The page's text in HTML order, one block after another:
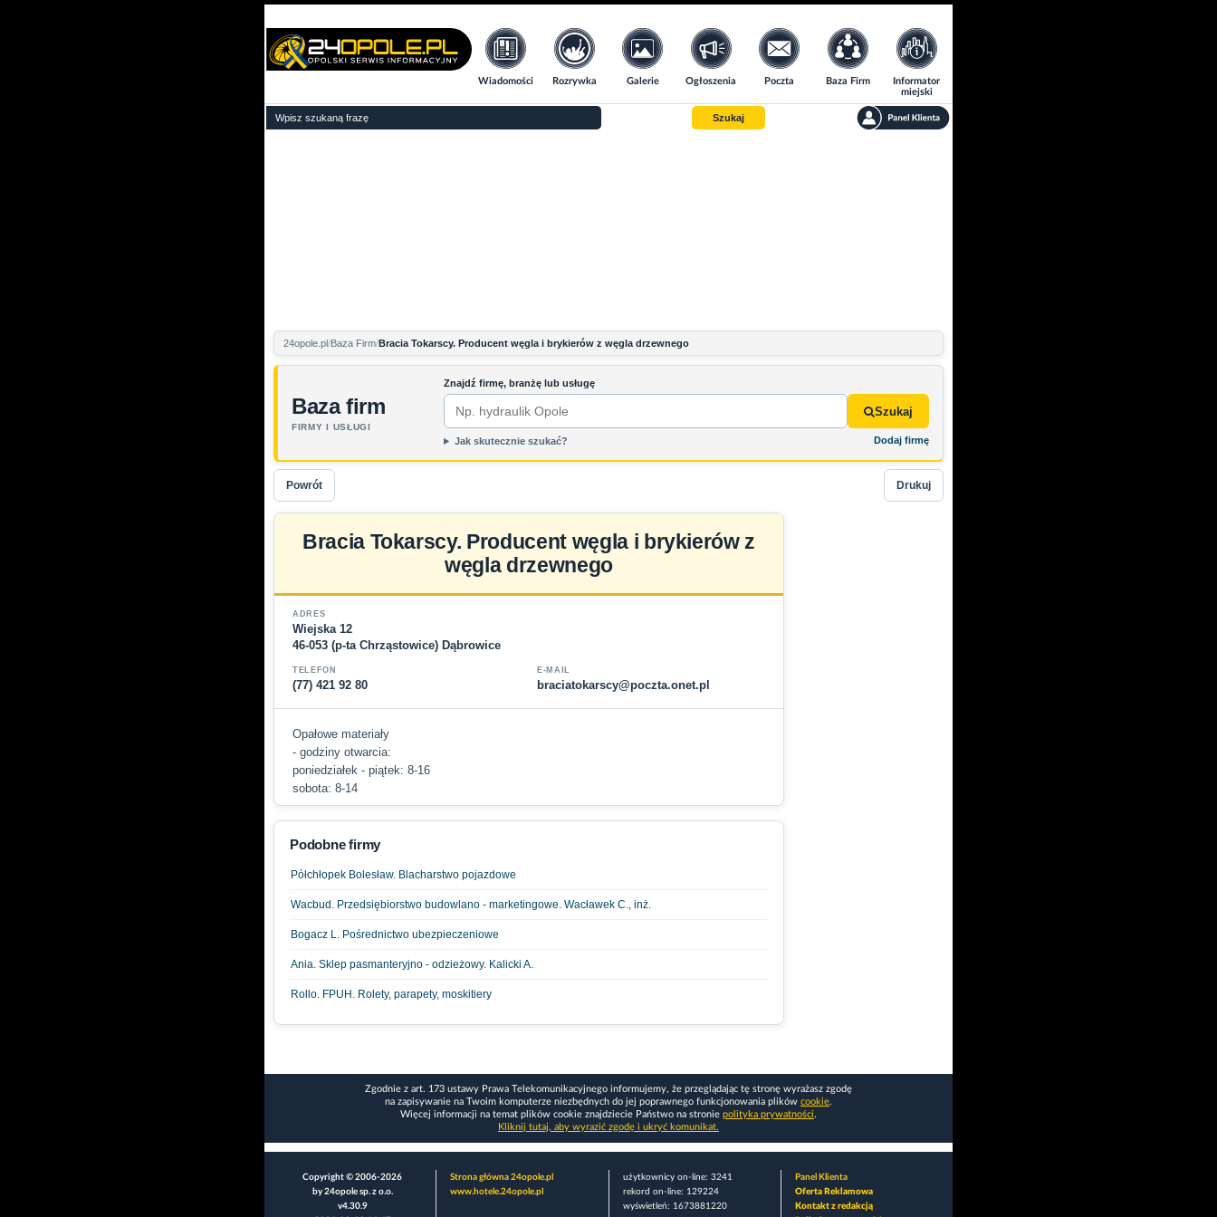
Wiadomości Rozrywka Galerie Ogłoszenia Poczta Baza Firm
Informator
miejski
Szukaj
24opole.pl Baza Firm Bracia Tokarscy. Producent węgla i brykierów z węgla drzewnego
Baza firm
FIRMY I USŁUGI
Znajdź firmę, branżę lub usługę
Szukaj
Jak skutecznie szukać? Dodaj firmę
Powrót Drukuj
Bracia Tokarscy. Producent węgla i brykierów z
węgla drzewnego
ADRES
Wiejska 12
46-053 (p-ta Chrząstowice) Dąbrowice
TELEFON
(77) 421 92 80
E-MAIL
braciatokarscy@poczta.onet.pl
Opałowe materiały
- godziny otwarcia:
poniedziałek - piątek: 8-16
sobota: 8-14
Podobne firmy
Półchłopek Bolesław. Blacharstwo pojazdowe
Wacbud. Przedsiębiorstwo budowlano - marketingowe. Wacławek C., inż.
Bogacz L. Pośrednictwo ubezpieczeniowe
Ania. Sklep pasmanteryjno - odzieżowy. Kalicki A.
Rollo. FPUH. Rolety, parapety, moskitiery
Zgodnie z art. 173 ustawy Prawa Telekomunikacyjnego informujemy, że przeglądając tę stronę wyrażasz zgodę
na zapisywanie na Twoim komputerze niezbędnych do jej poprawnego funkcjonowania plików cookie.
Więcej informacji na temat plików cookie znajdziecie Państwo na stronie polityka prywatności.
Kliknij tutaj, aby wyrazić zgodę i ukryć komunikat.
Copyright © 2006-2026
by 24opole sp. z o.o.
v4.30.9
Strona główna 24opole.pl
www.hotele.24opole.pl
użytkownicy on-line: 3241
rekord on-line: 129224
wyświetleń: 1673881220
Panel Klienta
Oferta Reklamowa
Kontakt z redakcją